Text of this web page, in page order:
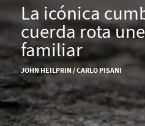
La icónica
cuerda rota
familiar
JOHN HEILPRIN / CARLO PISANI
En busca de la verdad
Una herencia
Sobre el tema
La llegada a la
aventura